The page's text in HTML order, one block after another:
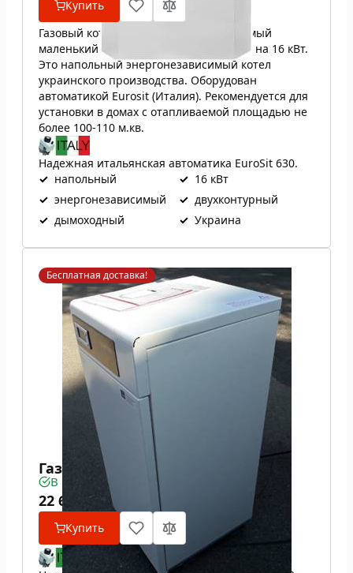
Купить
Газовый котел Гелиос АКГВ 16 Маг - самый
маленький из двухконтурных аналогов на 16 кВт.
Это напольный энергонезависимый котел
украинского производства. Оборудован
автоматикой Eurosit (Италия). Рекомендуется для
установки в домах с отапливаемой площадью не
более 100-110 м.кв.
Надежная итальянская автоматика EuroSit 630.
✓ напольный ✓ 16 кВт
✓ энергонезависимый ✓ двухконтурный
✓ дымоходный ✓ Украина
Бесплатная доставка!
Газовый котел ATON Atmo 12ЕВ
В наличии
22 600
Купить